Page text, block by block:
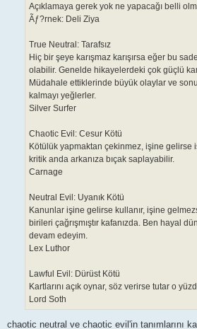
Açıklamaya gerek yok ne yapacağı belli
Ãƒ?rnek: Deli Ziya
True Neutral: Tarafsız
Hiç bir şeye karışmaz karışırsa eğer bu
olabilir. Genelde hikayelerdeki çok güçlü
Müdahale ettiklerinde büyük olaylar ve
kalmayı yeğlerler.
Silver Surfer
Chaotic Evil: Cesur Kötü
Kötülük yapmaktan çekinmez, işine gelirse
kritik anda arkanıza bıçak saplayabilir.
Carnage
Neutral Evil: Uyanık Kötü
Kanunlar işine gelirse kullanır, işine
birileri çağrışmıştır kafanızda. Ben hayal
devam edeyim.
Lex Luthor
Lawful Evil: Dürüst Kötü
Kartlarını açık oynar, söz verirse tutar o
Lord Soth
chaotic neutral ve chaotic evil'in tanımlarını